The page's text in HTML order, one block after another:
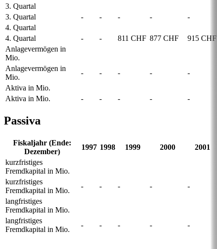
3. Quartal
3. Quartal
- - - -
-
4. Quartal
4. Quartal
- - 811 CHF 877 CHF
915 CHF
Anlagevermögen in
Mio.
Anlagevermögen in
Mio.
- - - -
-
Aktiva in Mio.
Aktiva in Mio.
- - - - -
Passiva
Fiskaljahr (Ende:
Dezember)
1997 1998 1999 2000
2001
kurzfristiges
Fremdkapital in Mio.
kurzfristiges
Fremdkapital in Mio.
- - - -
-
langfristiges
Fremdkapital in Mio.
langfristiges
Fremdkapital in Mio.
- - - - -